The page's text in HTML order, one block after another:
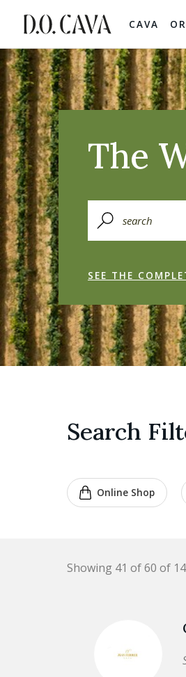
CAVA
The
SEE THE
Search
Online Shop
Showing 41 of 60 of